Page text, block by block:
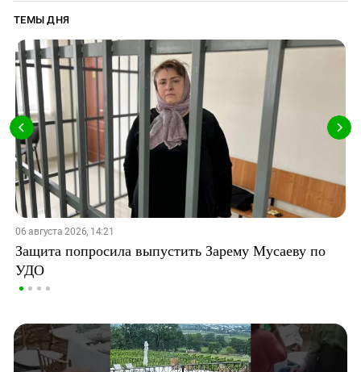
ТЕМЫ ДНЯ
06 августа 2026, 14:21
Защита попросила выпустить Зарему Мусаеву по
УДО